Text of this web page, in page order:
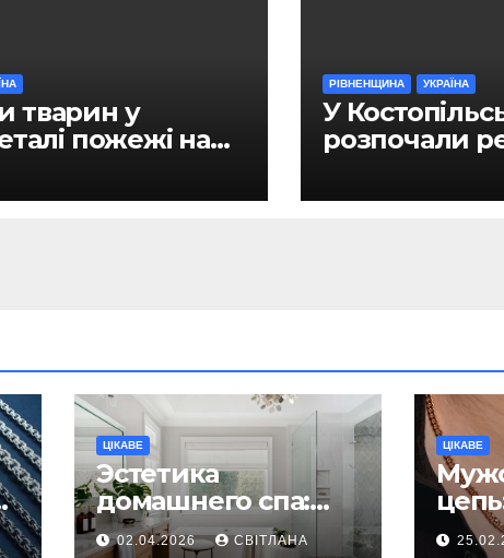
тварин у
пожежі на
РІВНЕНЩИНА УКРАЇНА
У
розпочали
ЦІКАВЕ
Эстетика
домашнего спа:
как превратить
02.04.2026 СВІТЛАНА
ЦІКАВЕ